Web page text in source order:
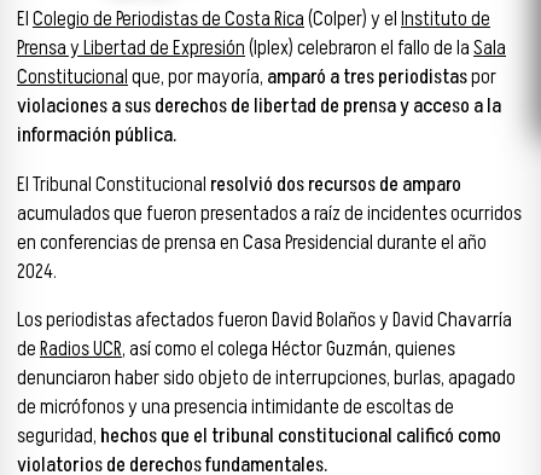
ElColegio de Periodistas de Costa Rica(Colper) y elInstituto de
Prensa y Libertad de Expresión(Iplex) celebraron el fallo de laSala
Constitucionalque, por mayoría, amparó a tres periodistaspor
violaciones a sus derechos de libertad de prensa y acceso a la
información pública.
El Tribunal Constitucional resolvió dos recursos de amparo
acumulados que fueron presentados a raíz de incidentes ocurridos
en conferencias de prensa en Casa Presidencial durante el año
2024.
Los periodistas afectados fueron David Bolaños y David Chavarría
deRadios UCR, así como el colega Héctor Guzmán, quienes
denunciaron haber sido objeto de interrupciones, burlas, apagado
de micrófonos y una presencia intimidante de escoltas de
seguridad, hechos que el tribunal constitucional calificó como
violatorios de derechos fundamentales.